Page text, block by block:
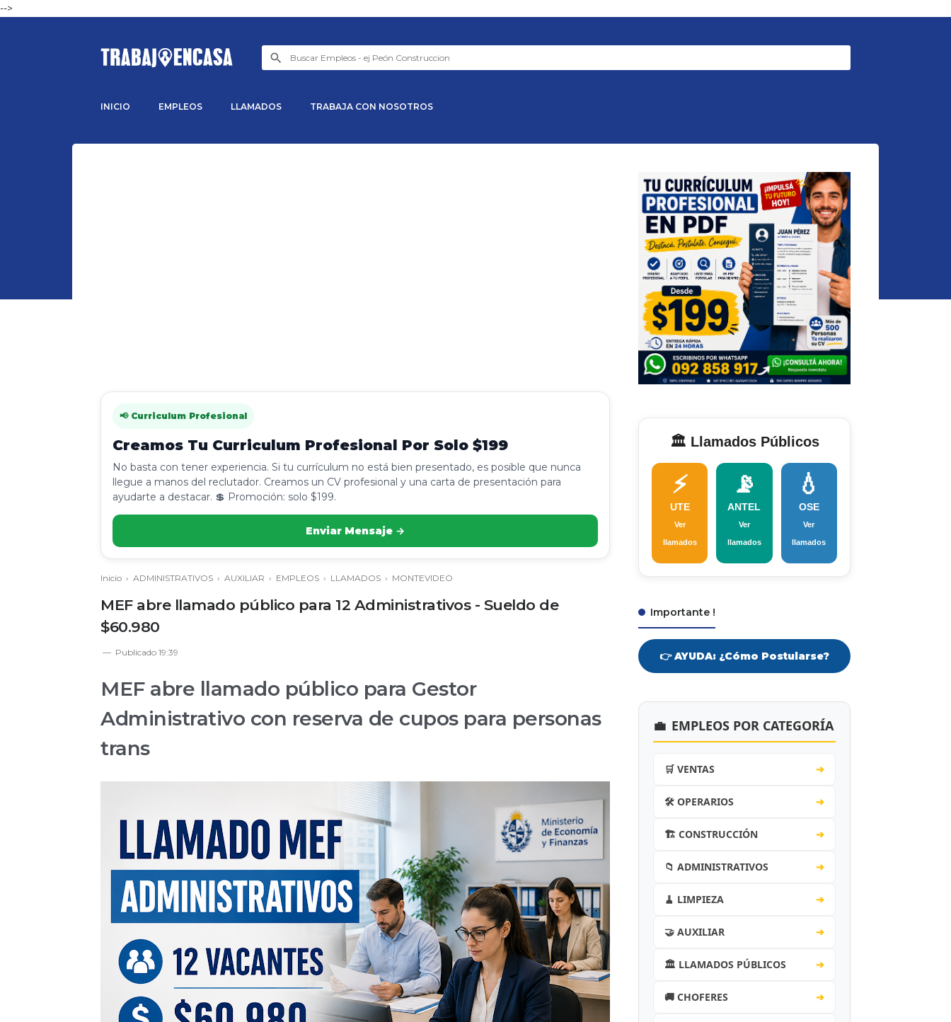
-->
INICIO EMPLEOS LLAMADOS TRABAJA CON NOSOTROS
📢 Curriculum Profesional
Creamos Tu Curriculum Profesional Por Solo $199
No basta con tener experiencia. Si tu currículum no está bien presentado, es posible que nunca
llegue a manos del reclutador. Creamos un CV profesional y una carta de presentación para
ayudarte a destacar. 💲 Promoción: solo $199.
Enviar Mensaje →
Inicio › ADMINISTRATIVOS › AUXILIAR › EMPLEOS › LLAMADOS › MONTEVIDEO
MEF abre llamado público para 12 Administrativos - Sueldo de
$60.980
Publicado 19:39
MEF abre llamado público para Gestor
Administrativo con reserva de cupos para personas
trans
🏛️ Llamados Públicos
⚡
UTE
Ver
llamados
📡
ANTEL
Ver
llamados
💧
OSE
Ver
llamados
Importante !
👉 AYUDA: ¿Cómo Postularse?
💼 EMPLEOS POR CATEGORÍA
🛒 VENTAS ➔
🛠️ OPERARIOS ➔
🏗️ CONSTRUCCIÓN ➔
📁 ADMINISTRATIVOS ➔
🧹 LIMPIEZA ➔
🤝 AUXILIAR ➔
🏛️ LLAMADOS PÚBLICOS ➔
🚚 CHOFERES ➔